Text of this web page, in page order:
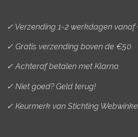
✓ Verzending 1-2 werkdagen vanaf
✓ Gratis verzending boven de €50
✓ Achteraf betalen met Klarna
✓ Niet goed? Geld terug!
✓ Keurmerk van Stichting